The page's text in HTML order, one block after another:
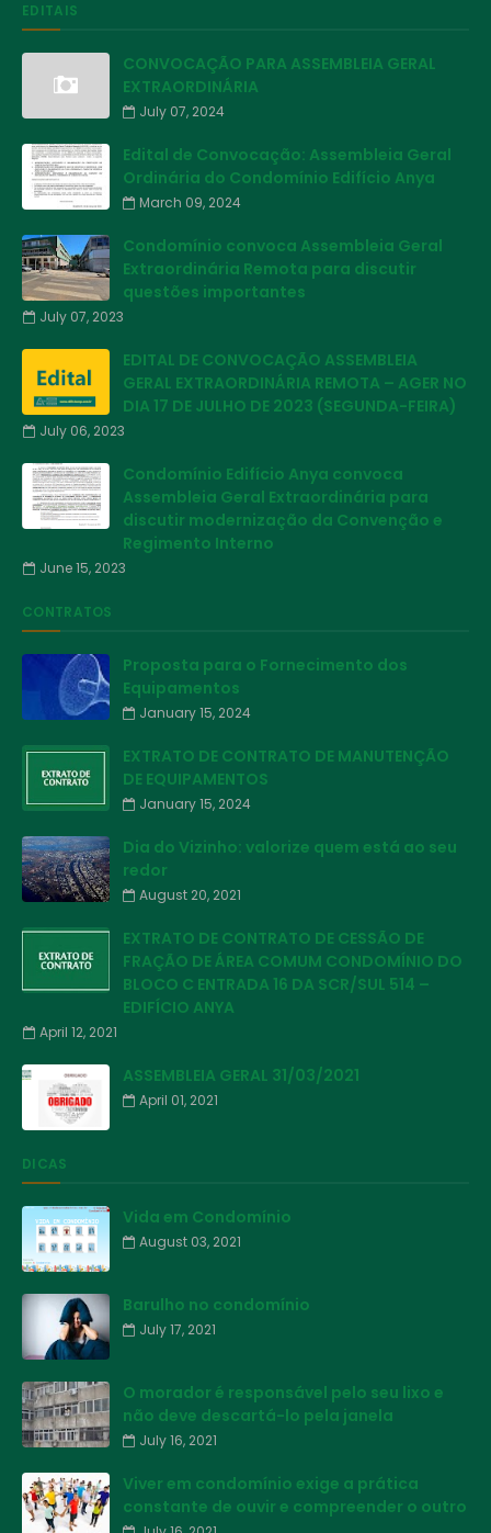
EDITAIS
CONVOCAÇÃO PARA ASSEMBLEIA GERAL
EXTRAORDINÁRIA
July 07, 2024
Edital de Convocação: Assembleia Geral
Ordinária do Condomínio Edifício Anya
March 09, 2024
Condomínio convoca Assembleia Geral
Extraordinária Remota para discutir
questões importantes
July 07, 2023
EDITAL DE CONVOCAÇÃO ASSEMBLEIA
GERAL EXTRAORDINÁRIA REMOTA – AGER NO
DIA 17 DE JULHO DE 2023 (SEGUNDA-FEIRA)
July 06, 2023
Condomínio Edifício Anya convoca
Assembleia Geral Extraordinária para
discutir modernização da Convenção e
Regimento Interno
June 15, 2023
CONTRATOS
Proposta para o Fornecimento dos
Equipamentos
January 15, 2024
EXTRATO DE CONTRATO DE MANUTENÇÃO
DE EQUIPAMENTOS
January 15, 2024
Dia do Vizinho: valorize quem está ao seu
redor
August 20, 2021
EXTRATO DE CONTRATO DE CESSÃO DE
FRAÇÃO DE ÁREA COMUM CONDOMÍNIO DO
BLOCO C ENTRADA 16 DA SCR/SUL 514 –
EDIFÍCIO ANYA
April 12, 2021
ASSEMBLEIA GERAL 31/03/2021
April 01, 2021
DICAS
Vida em Condomínio
August 03, 2021
Barulho no condomínio
July 17, 2021
O morador é responsável pelo seu lixo e
não deve descartá-lo pela janela
July 16, 2021
Viver em condomínio exige a prática
constante de ouvir e compreender o outro